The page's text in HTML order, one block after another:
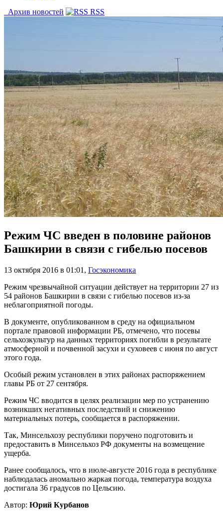
Архив новостей
RSS
Режим ЧС введен в половине районов
Башкирии в связи с гибелью посевов
13 октября 2016 в 01:01 , Госэкономика
Режим чрезвычайной ситуации действует на территории 27 из
54 районов Башкирии в связи с гибелью посевов из-за
неблагоприятной погоды.
В документе, опубликованном в среду на официальном
портале правовой информации РБ, отмечено, что посевы
сельхозкультур на данных территориях погибли в результате
атмосферной и почвенной засухи и суховеев с июня по август
этого года.
Особый режим установлен в этих районах распоряжением
главы РБ от 27 сентября.
Режим ЧС вводится в целях реализации мер по устранению
возникших негативных последствий и снижению
материальных потерь, сообщается в распоряжении.
Так, Минсельхозу республики поручено подготовить и
предоставить в Минсельхоз РФ документы на возмещение
ущерба.
Ранее сообщалось, что в июле-августе 2016 года в республике
наблюдалась аномально жаркая погода, температура воздуха
достигала 36 градусов по Цельсию.
Автор: Юрий Курбанов